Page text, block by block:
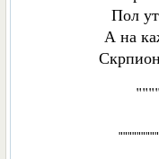
Пол
А на